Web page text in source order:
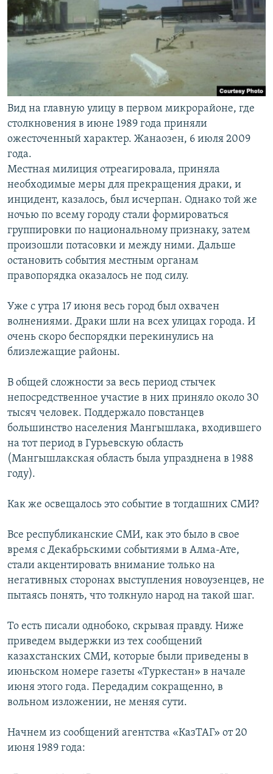
Вид на главную улицу в первом микрорайоне, где
столкновения в июне 1989 года приняли
ожесточенный характер. Жанаозен, 6 июля 2009
года.
Местная милиция отреагировала, приняла
необходимые меры для прекращения драки, и
инцидент, казалось, был исчерпан. Однако той же
ночью по всему городу стали формироваться
группировки по национальному признаку, затем
произошли потасовки и между ними. Дальше
остановить события местным органам
правопорядка оказалось не под силу.
Уже с утра 17 июня весь город был охвачен
волнениями. Драки шли на всех улицах города. И
очень скоро беспорядки перекинулись на
близлежащие районы.
В общей сложности за весь период стычек
непосредственное участие в них приняло около 30
тысяч человек. Поддержало повстанцев
большинство населения Мангышлака, входившего
на тот период в Гурьевскую область
(Мангышлакская область была упразднена в 1988
году).
Как же освещалось это событие в тогдашних СМИ?
Все республиканские СМИ, как это было в свое
время с Декабрьскими событиями в Алма-Ате,
стали акцентировать внимание только на
негативных сторонах выступления новоузенцев, не
пытаясь понять, что толкнуло народ на такой шаг.
То есть писали однобоко, скрывая правду. Ниже
приведем выдержки из тех сообщений
казахстанских СМИ, которые были приведены в
июньском номере газеты «Туркестан» в начале
июня этого года. Передадим сокращенно, в
вольном изложении, не меняя сути.
Начнем из сообщений агентства «КазТАГ» от 20
июня 1989 года: